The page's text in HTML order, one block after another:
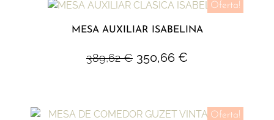
Oferta!
MESA AUXILIAR ISABELINA
389,62€ 350,66 €
Oferta!